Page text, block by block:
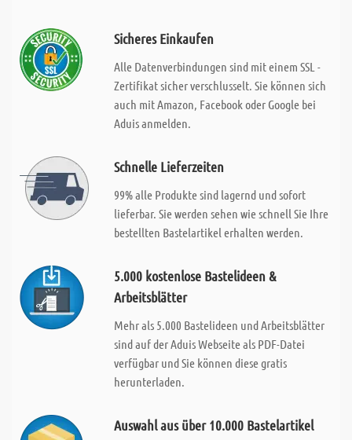
Sicheres Einkaufen
Alle Datenverbindungen sind mit einem SSL -
Zertifikat sicher verschlusselt. Sie können sich
auch mit Amazon, Facebook oder Google bei
Aduis anmelden.
Schnelle Lieferzeiten
99% alle Produkte sind lagernd und sofort
lieferbar. Sie werden sehen wie schnell Sie Ihre
bestellten Bastelartikel erhalten werden.
5.000 kostenlose Bastelideen &
Arbeitsblätter
Mehr als 5.000 Bastelideen und Arbeitsblätter
sind auf der Aduis Webseite als PDF-Datei
verfügbar und Sie können diese gratis
herunterladen.
Auswahl aus über 10.000 Bastelartikel